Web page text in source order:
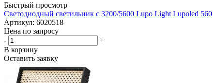
Быстрый просмотр
Светодиодный светильник с 3200/5600 Lupo Light Lupoled 560
Артикул: 6020518
Цена по запросу
-
+
В корзину
Оставить заявку